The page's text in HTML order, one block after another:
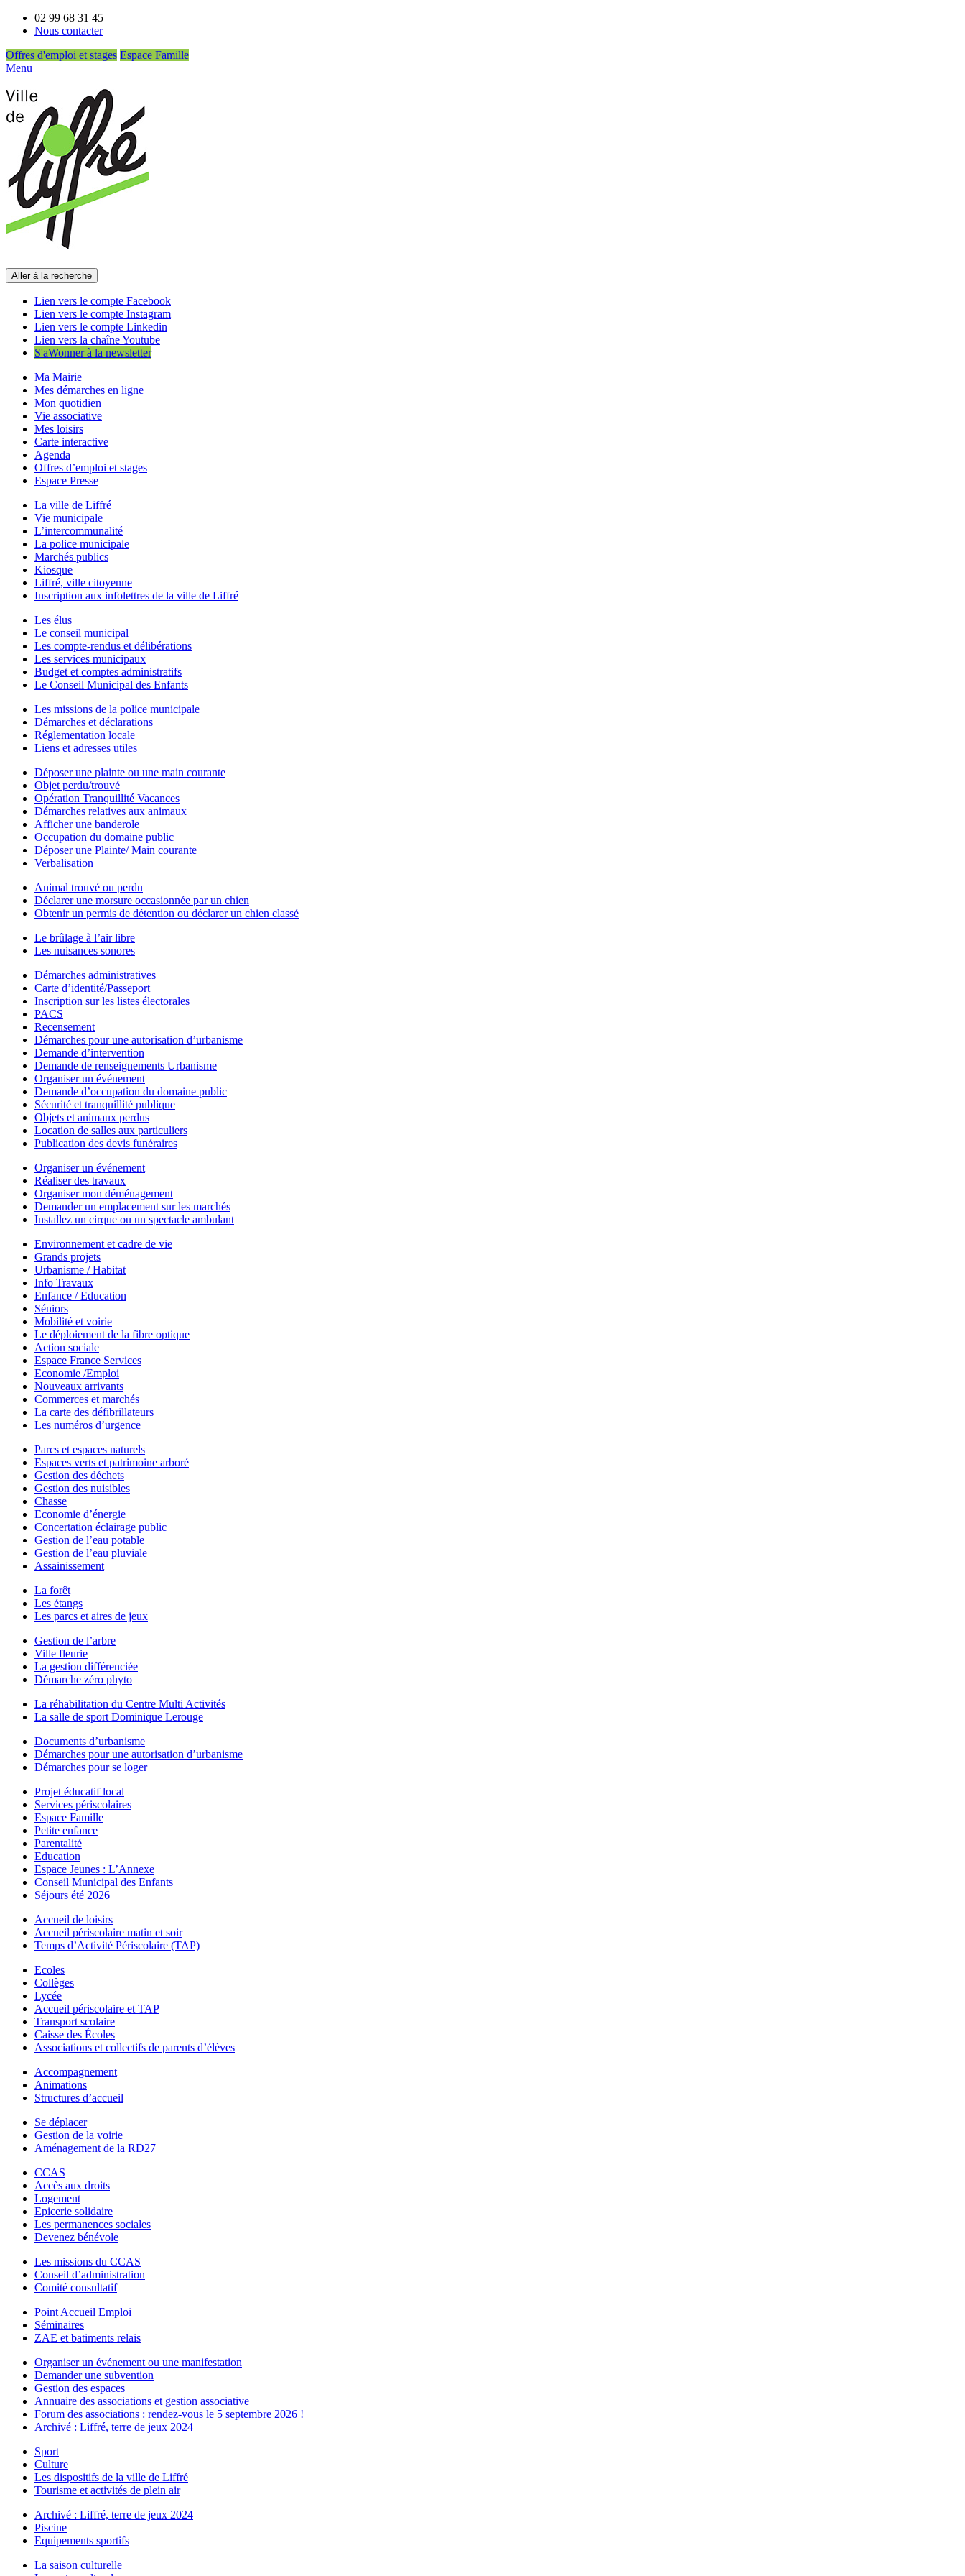
02 99 68 31 45
Nous contacter
Offres d'emploi et stages Espace Famille
Menu
Aller à la recherche
Lien vers le compte Facebook
Lien vers le compte Instagram
Lien vers le compte Linkedin
Lien vers la chaîne Youtube
S'aWonner à la newsletter
Ma Mairie
Mes démarches en ligne
Mon quotidien
Vie associative
Mes loisirs
Carte interactive
Agenda
Offres d’emploi et stages
Espace Presse
La ville de Liffré
Vie municipale
L’intercommunalité
La police municipale
Marchés publics
Kiosque
Liffré, ville citoyenne
Inscription aux infolettres de la ville de Liffré
Les élus
Le conseil municipal
Les compte-rendus et délibérations
Les services municipaux
Budget et comptes administratifs
Le Conseil Municipal des Enfants
Les missions de la police municipale
Démarches et déclarations
Réglementation locale
Liens et adresses utiles
Déposer une plainte ou une main courante
Objet perdu/trouvé
Opération Tranquillité Vacances
Démarches relatives aux animaux
Afficher une banderole
Occupation du domaine public
Déposer une Plainte/ Main courante
Verbalisation
Animal trouvé ou perdu
Déclarer une morsure occasionnée par un chien
Obtenir un permis de détention ou déclarer un chien classé
Le brûlage à l’air libre
Les nuisances sonores
Démarches administratives
Carte d’identité/Passeport
Inscription sur les listes électorales
PACS
Recensement
Démarches pour une autorisation d’urbanisme
Demande d’intervention
Demande de renseignements Urbanisme
Organiser un événement
Demande d’occupation du domaine public
Sécurité et tranquillité publique
Objets et animaux perdus
Location de salles aux particuliers
Publication des devis funéraires
Organiser un événement
Réaliser des travaux
Organiser mon déménagement
Demander un emplacement sur les marchés
Installez un cirque ou un spectacle ambulant
Environnement et cadre de vie
Grands projets
Urbanisme / Habitat
Info Travaux
Enfance / Education
Séniors
Mobilité et voirie
Le déploiement de la fibre optique
Action sociale
Espace France Services
Economie /Emploi
Nouveaux arrivants
Commerces et marchés
La carte des défibrillateurs
Les numéros d’urgence
Parcs et espaces naturels
Espaces verts et patrimoine arboré
Gestion des déchets
Gestion des nuisibles
Chasse
Economie d’énergie
Concertation éclairage public
Gestion de l’eau potable
Gestion de l’eau pluviale
Assainissement
La forêt
Les étangs
Les parcs et aires de jeux
Gestion de l’arbre
Ville fleurie
La gestion différenciée
Démarche zéro phyto
La réhabilitation du Centre Multi Activités
La salle de sport Dominique Lerouge
Documents d’urbanisme
Démarches pour une autorisation d’urbanisme
Démarches pour se loger
Projet éducatif local
Services périscolaires
Espace Famille
Petite enfance
Parentalité
Education
Espace Jeunes : L’Annexe
Conseil Municipal des Enfants
Séjours été 2026
Accueil de loisirs
Accueil périscolaire matin et soir
Temps d’Activité Périscolaire (TAP)
Ecoles
Collèges
Lycée
Accueil périscolaire et TAP
Transport scolaire
Caisse des Écoles
Associations et collectifs de parents d’élèves
Accompagnement
Animations
Structures d’accueil
Se déplacer
Gestion de la voirie
Aménagement de la RD27
CCAS
Accès aux droits
Logement
Epicerie solidaire
Les permanences sociales
Devenez bénévole
Les missions du CCAS
Conseil d’administration
Comité consultatif
Point Accueil Emploi
Séminaires
ZAE et batiments relais
Organiser un événement ou une manifestation
Demander une subvention
Gestion des espaces
Annuaire des associations et gestion associative
Forum des associations : rendez-vous le 5 septembre 2026 !
Archivé : Liffré, terre de jeux 2024
Sport
Culture
Les dispositifs de la ville de Liffré
Tourisme et activités de plein air
Archivé : Liffré, terre de jeux 2024
Piscine
Equipements sportifs
La saison culturelle